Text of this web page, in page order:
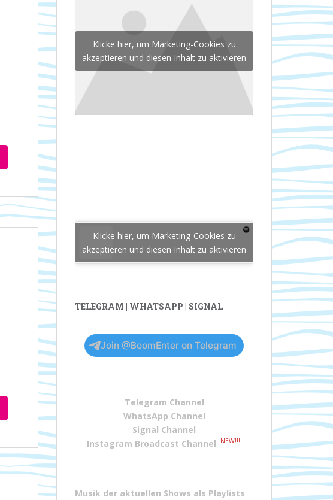
Klicke hier, um Marketing-Cookies zu
akzeptieren und diesen Inhalt zu aktivieren
Klicke hier, um Marketing-Cookies zu
akzeptieren und diesen Inhalt zu aktivieren
TELEGRAM | WHATSAPP | SIGNAL
Join @BoomEnter on Telegram
Telegram Channel
WhatsApp Channel
Signal Channel
Instagram Broadcast Channel
NEW!!!
Musik der aktuellen Shows als Playlists